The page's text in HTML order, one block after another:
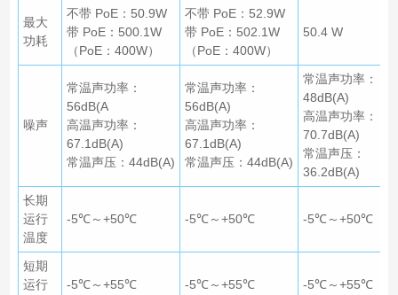
最大
功耗
不带 PoE：50.9W
带 PoE：500.1W
（PoE：400W）
不带 PoE：52.9W
带 PoE：502.1W
（PoE：400W）
50.4 W
噪声
常温声功率：
56dB(A
高温声功率：
67.1dB(A)
常温声压：44dB(A)
常温声功率：
56dB(A)
高温声功率：
67.1dB(A)
常温声压：44dB(A)
常温声功率：
48dB(A)
高温声功率：
70.7dB(A)
常温声压：
36.2dB(A)
长期
运行
温度
-5℃～+50℃ -5℃～+50℃ -5℃～+50℃
短期
运行
-5℃～+55℃ -5℃～+55℃ -5℃～+55℃